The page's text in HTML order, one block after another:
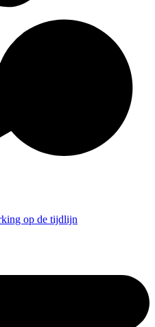
op de tijdlijn